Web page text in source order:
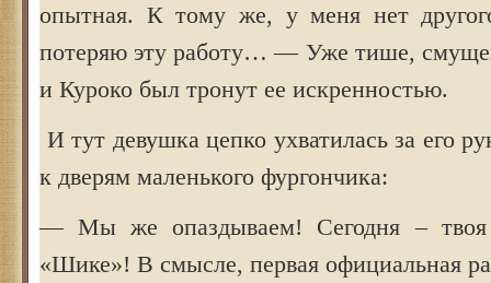
опытная. К тому же, у меня нет
потеряю эту работу… — Уже тише,
и Куроко был тронут ее искренностью.
И тут девушка цепко ухватилась за его
к дверям маленького фургончика:
— Мы же опаздываем! Сегодня – твоя
«Шике»! В смысле, первая официальная